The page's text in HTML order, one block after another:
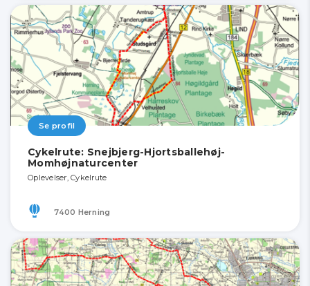
Se profil
Cykelrute: Snejbjerg-Hjortsballehøj-
Momhøjnaturcenter
Oplevelser, Cykelrute
7400 Herning